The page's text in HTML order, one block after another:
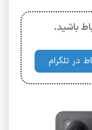
باشید.
در تلگرام